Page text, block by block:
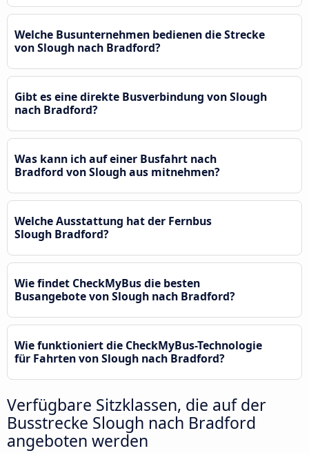
Welche Busunternehmen bedienen die Strecke
von Slough nach Bradford?
Gibt es eine direkte Busverbindung von Slough
nach Bradford?
Was kann ich auf einer Busfahrt nach
Bradford von Slough aus mitnehmen?
Welche Ausstattung hat der Fernbus
Slough Bradford?
Wie findet CheckMyBus die besten
Busangebote von Slough nach Bradford?
Wie funktioniert die CheckMyBus-Technologie
für Fahrten von Slough nach Bradford?
Verfügbare Sitzklassen, die auf der
Busstrecke Slough nach Bradford
angeboten werden